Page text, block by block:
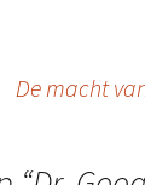
De macht